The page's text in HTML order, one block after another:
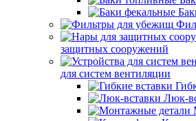
защитных сооружений
для систем вентиляции
Люк-